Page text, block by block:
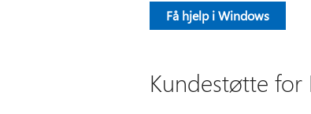
Få hjelp i Windows
Kundestøtte for